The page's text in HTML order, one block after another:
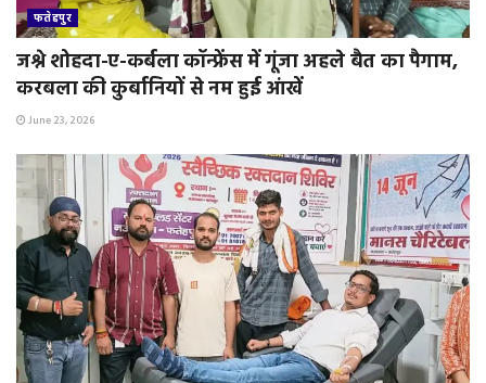
फतेहपुर
जश्ने शोहदा-ए-कर्बला कॉन्फ्रेंस में गूंजा अहले बैत का पैगाम,
करबला की कुर्बानियों से नम हुई आंखें
June 23, 2026